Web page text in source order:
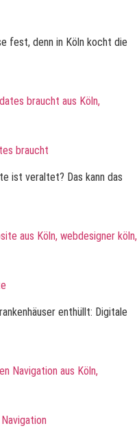
fest, denn in Köln kocht die
braucht
ist veraltet? Das kann das
enthüllt: Digitale